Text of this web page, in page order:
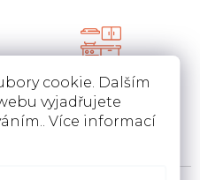
cookie. Dalším
vyjadřujete
Více informací
Instalace a návrh
kuchyní
Návrh kuchyní v 3D a
instalace u Vás doma